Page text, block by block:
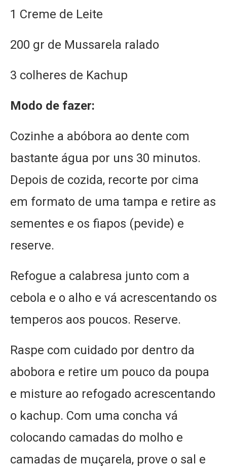
1 Creme de Leite
200 gr de Mussarela ralado
3 colheres de Kachup
Modo de fazer:
Cozinhe a abóbora ao dente com
bastante água por uns 30 minutos.
Depois de cozida, recorte por cima
em formato de uma tampa e retire as
sementes e os fiapos (pevide) e
reserve.
Refogue a calabresa junto com a
cebola e o alho e vá acrescentando os
temperos aos poucos. Reserve.
Raspe com cuidado por dentro da
abobora e retire um pouco da poupa
e misture ao refogado acrescentando
o kachup. Com uma concha vá
colocando camadas do molho e
camadas de muçarela, prove o sal e